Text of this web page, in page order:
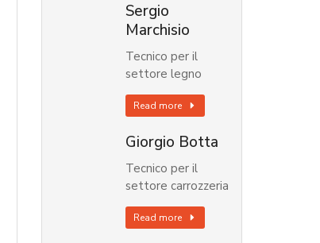
Sergio
Marchisio
Tecnico per il
settore legno
Read more
Giorgio Botta
Tecnico per il
settore carrozzeria
Read more